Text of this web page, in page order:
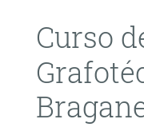
Curso